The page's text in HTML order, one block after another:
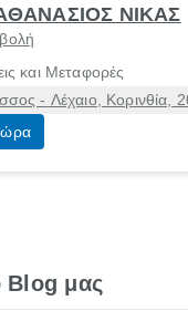
ΝΙΚΑΣ
και Μεταφορές
- Λέχαιο, Κορινθία,
Blog μας